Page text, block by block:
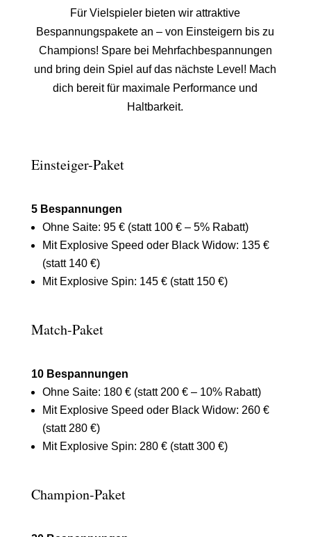
Für Vielspieler bieten wir attraktive
Bespannungspakete an – von Einsteigern bis zu
Champions! Spare bei Mehrfachbespannungen
und bring dein Spiel auf das nächste Level! Mach
dich bereit für maximale Performance und
Haltbarkeit.
Einsteiger-Paket
5 Bespannungen
Ohne Saite: 95 € (statt 100 € – 5% Rabatt)
Mit Explosive Speed oder Black Widow: 135 €
(statt 140 €)
Mit Explosive Spin: 145 € (statt 150 €)
Match-Paket
10 Bespannungen
Ohne Saite: 180 € (statt 200 € – 10% Rabatt)
Mit Explosive Speed oder Black Widow: 260 €
(statt 280 €)
Mit Explosive Spin: 280 € (statt 300 €)
Champion-Paket